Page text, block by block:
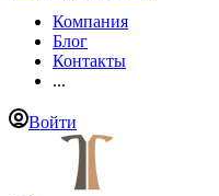
Компания
Блог
Контакты
...
Войти